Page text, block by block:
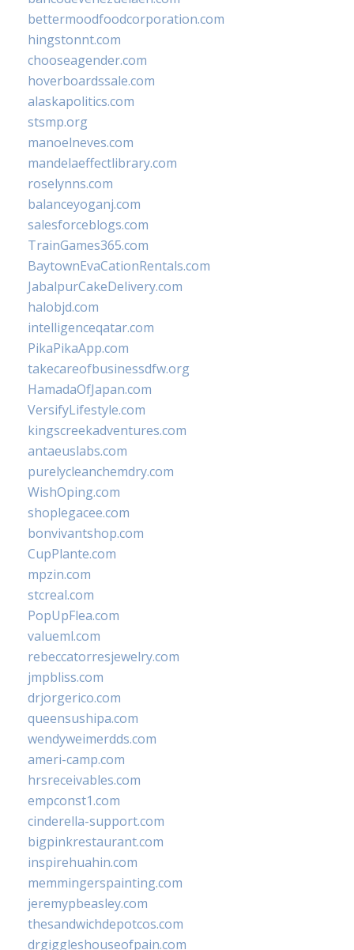
bettermoodfoodcorporation.com
hingstonnt.com
chooseagender.com
hoverboardssale.com
alaskapolitics.com
stsmp.org
manoelneves.com
mandelaeffectlibrary.com
roselynns.com
balanceyoganj.com
salesforceblogs.com
TrainGames365.com
BaytownEvaCationRentals.com
JabalpurCakeDelivery.com
halobjd.com
intelligenceqatar.com
PikaPikaApp.com
takecareofbusinessdfw.org
HamadaOfJapan.com
VersifyLifestyle.com
kingscreekadventures.com
antaeuslabs.com
purelycleanchemdry.com
WishOping.com
shoplegacee.com
bonvivantshop.com
CupPlante.com
mpzin.com
stcreal.com
PopUpFlea.com
valueml.com
rebeccatorresjewelry.com
jmpbliss.com
drjorgerico.com
queensushipa.com
wendyweimerdds.com
ameri-camp.com
hrsreceivables.com
empconst1.com
cinderella-support.com
bigpinkrestaurant.com
inspirehuahin.com
memmingerspainting.com
jeremypbeasley.com
thesandwichdepotcos.com
drgiggleshouseofpain.com